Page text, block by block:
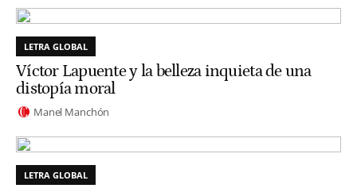
LETRA GLOBAL
Víctor Lapuente y la belleza inquieta de una
distopía moral
Manel Manchón
LETRA GLOBAL